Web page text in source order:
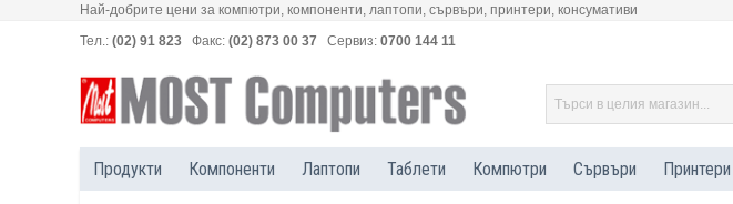
Най-добрите цени за компютри, компоненти, лаптопи, сървъри, принтери, консумативи
Тел.: (02) 91 823 Факс: (02) 873 00 37 Сервиз: 0700 144 11
Продукти Компоненти Лаптопи Таблети Компютри Сървъри Принтери